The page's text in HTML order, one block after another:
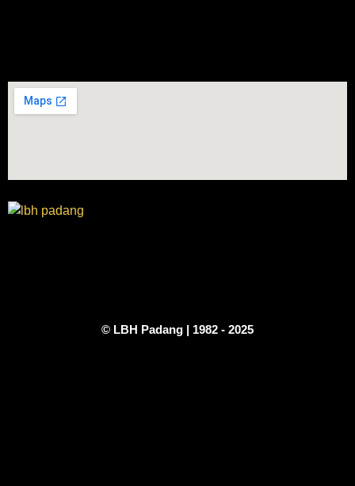
© LBH Padang | 1982 - 2025